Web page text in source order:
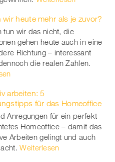
wir heute mehr als je zuvor?
tun wir das nicht, die
gehen heute auch in eine
Richtung – interessant
die realen Zahlen.
arbeiten: 5
für das Homeoffice
Anregungen für ein perfekt
Homeoffice – damit das
Arbeiten gelingt und auch
Weiterlesen